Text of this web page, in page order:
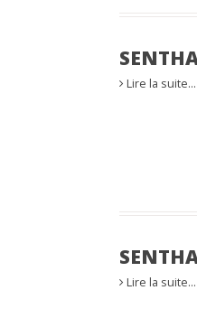
Lire la suite…
Lire la suite…